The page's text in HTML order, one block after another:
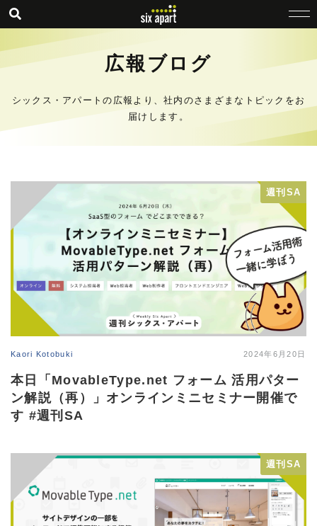
広報ブログ
シックス・アパートの広報より、社内のさまざまなトピックをお
届けします。
週刊SA
Kaori Kotobuki 2024年6月20日
本日「MovableType.net フォーム 活用パター
ン解説（再）」オンラインミニセミナー開催で
す #週刊SA
週刊SA